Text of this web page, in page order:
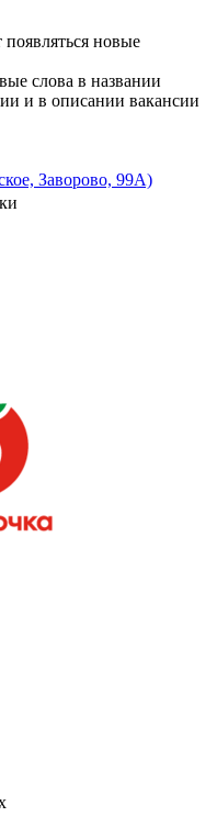
новые
слова в названии
и в описании вакансии
Заворово, 99А)